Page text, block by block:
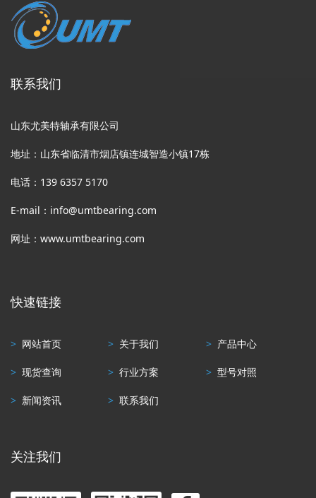
联系我们
山东尤美特轴承有限公司
地址：山东省临清市烟店镇连城智造小镇17栋
电话：139 6357 5170
E-mail：info@umtbearing.com
网址：www.umtbearing.com
快速链接
> 网站首页 > 关于我们 > 产品中心
> 现货查询 >行业方案 > 型号对照
> 新闻资讯 >联系我们
关注我们